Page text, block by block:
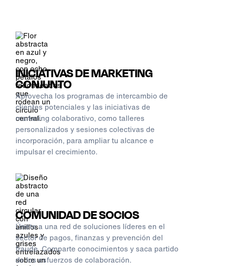
INICIATIVAS DE MARKETING
CONJUNTO
Aprovecha los programas de intercambio de
clientes potenciales y las iniciativas de
marketing colaborativo, como talleres
personalizados y sesiones colectivas de
incorporación, para ampliar tu alcance e
impulsar el crecimiento.
COMUNIDAD DE SOCIOS
Únete a una red de soluciones líderes en el
sector de pagos, finanzas y prevención del
fraude. Comparte conocimientos y saca partido
de los esfuerzos de colaboración.